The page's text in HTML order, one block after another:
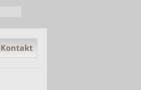
Kontakt